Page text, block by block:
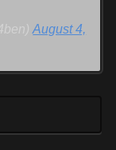
August 4,